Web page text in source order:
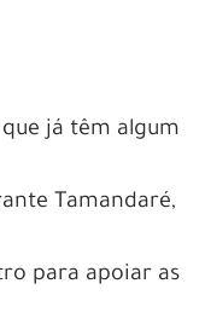
já têm algum
Tamandaré,
para apoiar as